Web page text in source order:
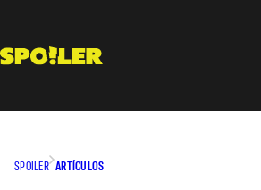
contenido
SPOILER ARTÍCULOS